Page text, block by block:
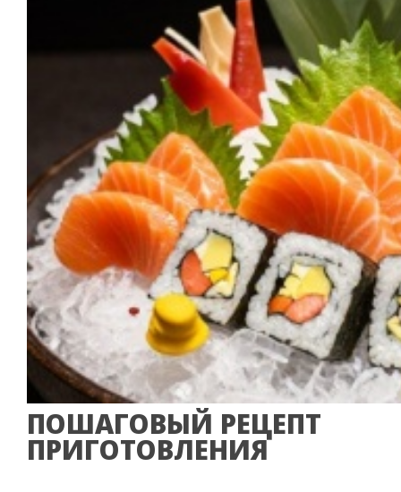
ПОШАГОВЫЙ РЕЦЕПТ
ПРИГОТОВЛЕНИЯ